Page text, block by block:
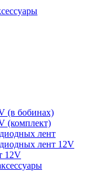
(в бобинах)
(комплект)
лент
лент 12V
12V